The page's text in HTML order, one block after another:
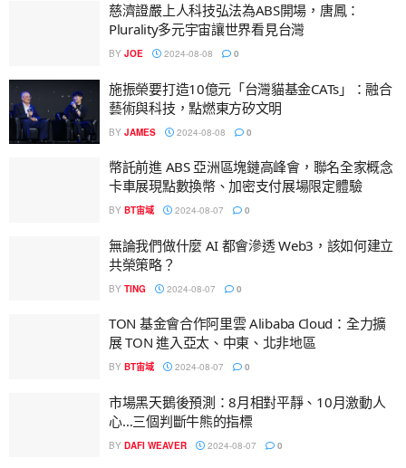
慈濟證嚴上人科技弘法為ABS開場，唐鳳：
Plurality多元宇宙讓世界看見台灣
BY JOE 2024-08-08 0
施振榮要打造10億元「台灣貓基金CATs」：融合
藝術與科技，點燃東方矽文明
BY JAMES 2024-08-08 0
幣託前進 ABS 亞洲區塊鏈高峰會，聯名全家概念
卡車展現點數換幣、加密支付展場限定體驗
BY BT宙域 2024-08-07 0
無論我們做什麼 AI 都會滲透 Web3，該如何建立
共榮策略？
BY TING 2024-08-07 0
TON 基金會合作阿里雲 Alibaba Cloud：全力擴
展 TON 進入亞太、中東、北非地區
BY BT宙域 2024-08-07 0
市場黑天鵝後預測：8月相對平靜、10月激動人
心…三個判斷牛熊的指標
BY DAFI WEAVER 2024-08-07 0